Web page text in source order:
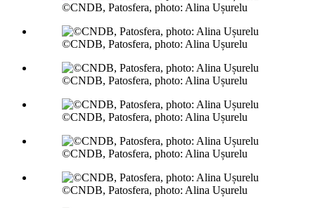
©CNDB, Patosfera, photo: Alina Ușurelu
©CNDB, Patosfera, photo: Alina Ușurelu
©CNDB, Patosfera, photo: Alina Ușurelu
©CNDB, Patosfera, photo: Alina Ușurelu
©CNDB, Patosfera, photo: Alina Ușurelu
©CNDB, Patosfera, photo: Alina Ușurelu